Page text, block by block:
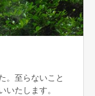
。至らないこと
いたします。